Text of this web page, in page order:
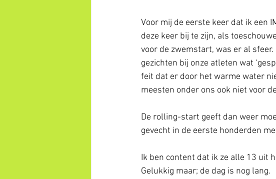
Voor mij de eerste keer dat ik een
deze keer bij te zijn, als
voor de zwemstart, was er al
gezichten bij onze atleten wat
feit dat er door het warme water
meesten onder ons ook niet voor
De rolling-start geeft dan weer
gevecht in de eerste honderden
Ik ben content dat ik ze alle 13 uit
Gelukkig maar; de dag is nog lang.